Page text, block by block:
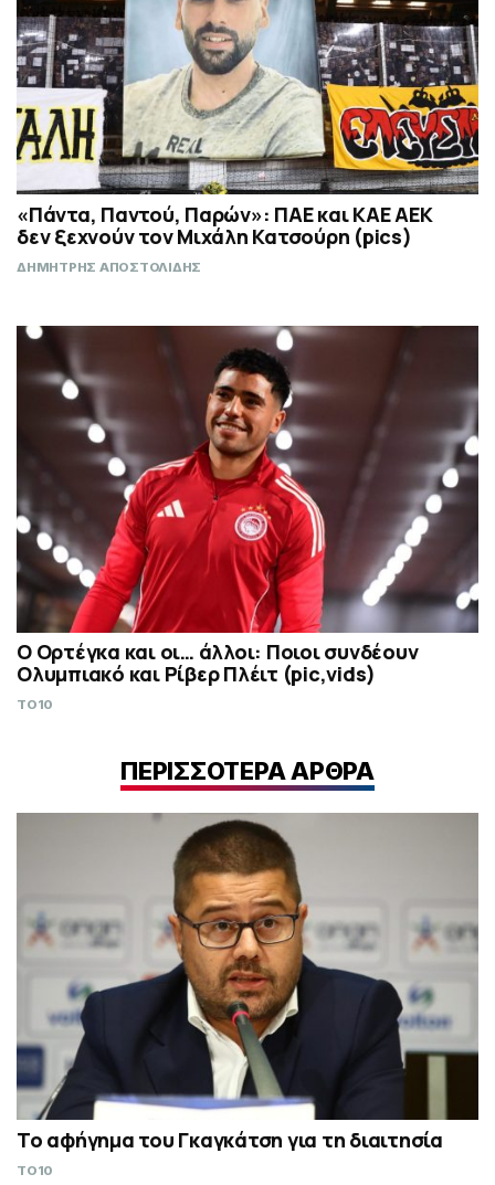
«Πάντα, Παντού, Παρών»: ΠΑΕ και ΚΑΕ ΑΕΚ
δεν ξεχνούν τον Μιχάλη Κατσούρη (pics)
ΔΗΜΗΤΡΗΣ ΑΠΟΣΤΟΛΙΔΗΣ
Ο Ορτέγκα και οι… άλλοι: Ποιοι συνδέουν
Ολυμπιακό και Ρίβερ Πλέιτ (pic,vids)
TO10
ΠΕΡΙΣΣΟΤΕΡΑ ΑΡΘΡΑ
Το αφήγημα του Γκαγκάτση για τη διαιτησία
TO10